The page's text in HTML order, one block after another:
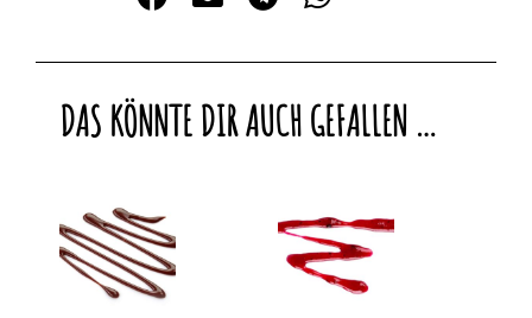
DAS KÖNNTE DIR AUCH GEFALLEN …